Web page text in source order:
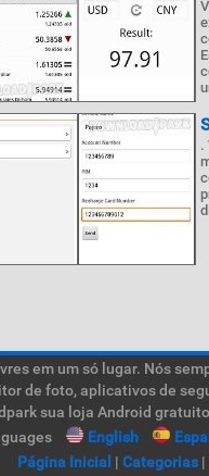
.
em um só lugar. Nós
de foto, aplicativos de
sua loja Android
English
Página Inicial | Categorias |